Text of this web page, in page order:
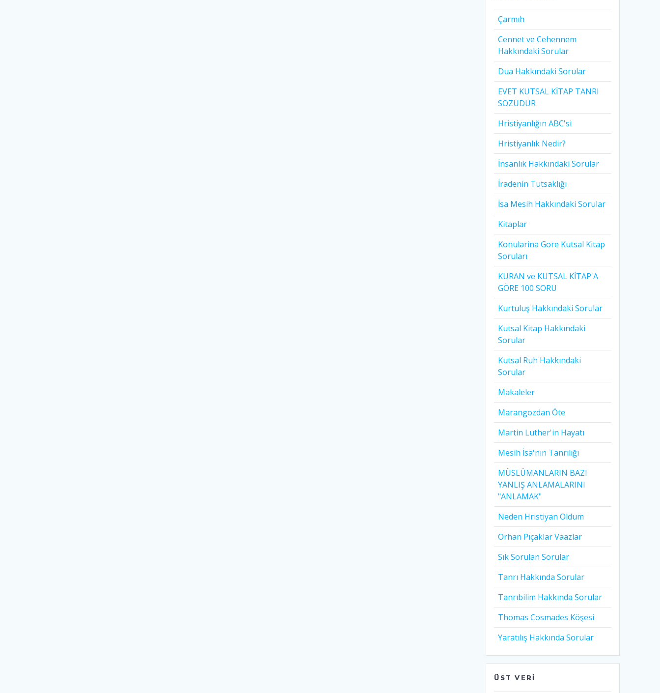
Çarmıh​
Cennet ve Cehennem
Hakkındaki Sorular
Dua Hakkındaki Sorular
EVET KUTSAL KİTAP TANRI
SÖZÜDÜR
Hristiyanlığın ABC'si
Hristiyanlık Nedir?
İnsanlık Hakkındaki Sorular
İradenin Tutsaklığı​
İsa Mesih Hakkındaki Sorular
Kitaplar
Konularina Gore Kutsal Kitap
Soruları
KURAN ve KUTSAL KİTAP'A
GÖRE 100 SORU
Kurtuluş Hakkındaki Sorular
Kutsal Kitap Hakkındaki
Sorular
Kutsal Ruh Hakkındaki
Sorular
Makaleler
Marangozdan Öte
Martin Luther'in Hayatı​
Mesih İsa'nın Tanrılığı​
MÜSLÜMANLARIN BAZI
YANLIŞ ANLAMALARINI
"ANLAMAK"
Neden Hristiyan Oldum​
Orhan Pıçaklar Vaazlar
Sık Sorulan Sorular
Tanrı Hakkında Sorular
Tanrıbilim Hakkında Sorular
Thomas Cosmades Köşesi
Yaratılış Hakkında Sorular
ÜST VERI